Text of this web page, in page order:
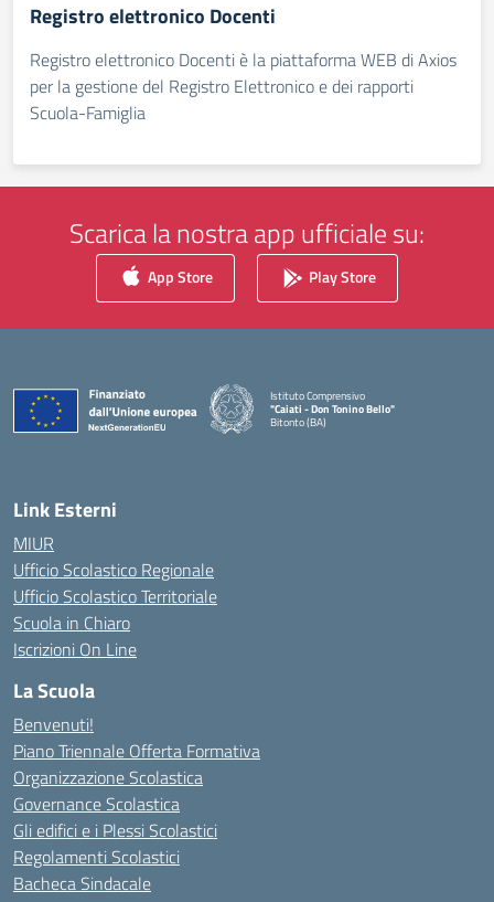
Registro elettronico Docenti
Registro elettronico Docenti è la piattaforma WEB di Axios
per la gestione del Registro Elettronico e dei rapporti
Scuola-Famiglia
Scarica la nostra app ufficiale su:
App Store Play Store
Istituto Comprensivo
"Caiati - Don Tonino Bello"
Bitonto (BA)
Link Esterni
MIUR
Ufficio Scolastico Regionale
Ufficio Scolastico Territoriale
Scuola in Chiaro
Iscrizioni On Line
La Scuola
Benvenuti!
Piano Triennale Offerta Formativa
Organizzazione Scolastica
Governance Scolastica
Gli edifici e i Plessi Scolastici
Regolamenti Scolastici
Bacheca Sindacale